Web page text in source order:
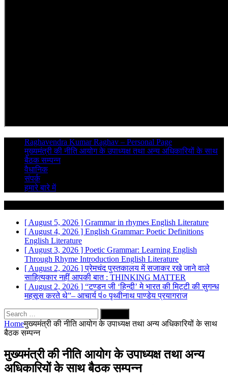
Raghavendra Kumar Raghav – Personal Page
मुख्यमंत्री की नीति आयोग के उपाध्यक्ष तथा अन्य अधिकारियों के साथ
बैठक सम्पन्न
वैधानिक
संपर्क
हमारे बारे में
[ August 5, 2026 ] Grammar in rhymes English Literature
[ August 4, 2026 ] English Grammar: Poetic Definitions
English Literature
[ August 3, 2026 ] Poetic Grammar: Learning English
Through Rhyme Introduction English Literature
[ August 2, 2026 ]प्रेमचंद पुस्तकालय में सजाकर रखे जाने वाले
साहित्यकार नहीं आपकी बात : THINKING MATTER
[ August 2, 2026 ] “टण्डन जी ‘हिन्दी’ मे भारत की मिट्टी की सुगन्ध
महसूस करते थे”– आचार्य पं० पृथ्वीनाथ पाण्डेयप्रयागराज
Search
for:
Homeमुख्यमंत्री की नीति आयोग के उपाध्यक्ष तथा अन्य अधिकारियों के साथ
बैठक सम्पन्न
मुख्यमंत्री की नीति आयोग के उपाध्यक्ष तथा अन्य
अधिकारियों के साथ बैठक सम्पन्न